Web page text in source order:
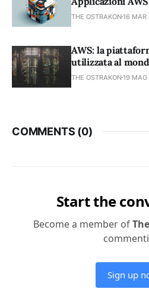
THE OSTRAKON16
AWS: la
utilizzata al
THE OSTRAKON19
COMMENTS (0)